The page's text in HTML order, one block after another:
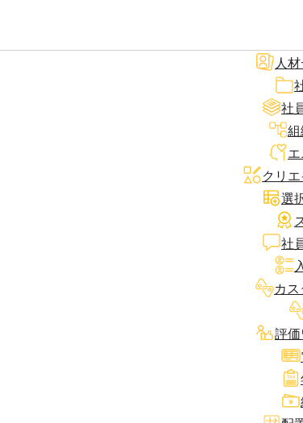
人
社
クリ
選
社
カ
評